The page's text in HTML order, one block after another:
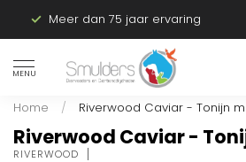
Meer dan 75 jaar ervaring
MENU
Home / Riverwood Caviar - Tonijn
Riverwood Caviar -
RIVERWOOD